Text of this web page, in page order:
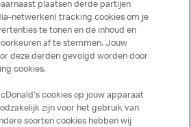
streeft er naar om de
altijd up to date
informatie is alleen van
verkochte producten. Voor
en allergenen kijk
of in de McDonald’s App.
plaatsen derde partijen
netwerken) tracking cookies om je
te tonen en de inhoud en
af te stemmen. Jouw
deze derden gevolgd worden door
cookies.
cookies op jouw apparaat
zijn voor het gebruik van
soorten cookies hebben wij